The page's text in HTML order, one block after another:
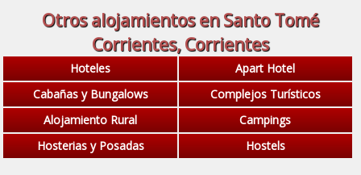
Otros alojamientos en Santo Tomé
Corrientes, Corrientes
Hoteles
Apart Hotel
Cabañas y Bungalows
Complejos Turísticos
Alojamiento Rural
Campings
Hosterias y Posadas
Hostels